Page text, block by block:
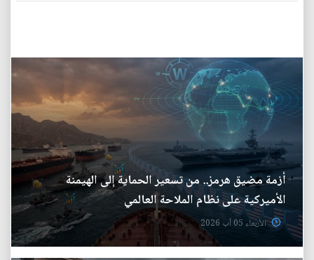
أزمة مضيق هرمز.. من تسعير الحماية إلى الهيمنة
الأميركية على نظام الملاحة العالمي
الأربعاء 05 آب 2026